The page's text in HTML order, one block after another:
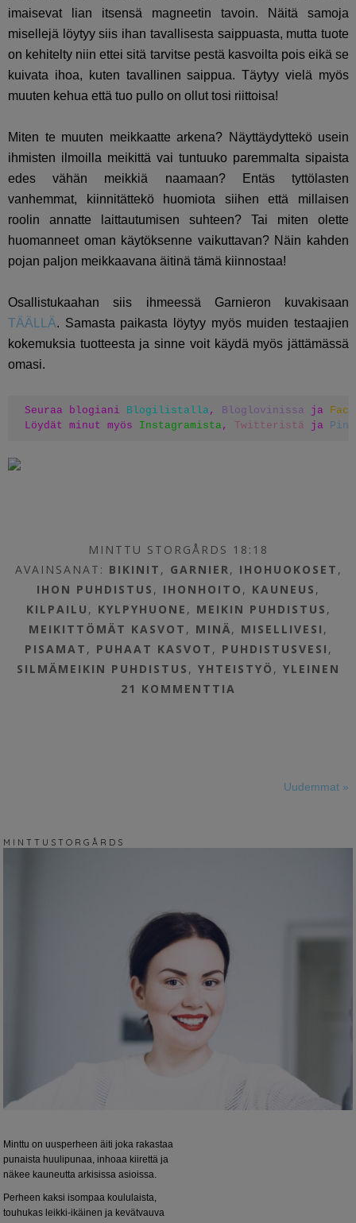
imaisevat lian itsensä magneetin tavoin. Näitä samoja
misellejä löytyy siis ihan tavallisesta saippuasta, mutta tuote
on kehitelty niin ettei sitä tarvitse pestä kasvoilta pois eikä se
kuivata ihoa, kuten tavallinen saippua. Täytyy vielä myös
muuten kehua että tuo pullo on ollut tosi riittoisa!
Miten te muuten meikkaatte arkena? Näyttäydyttekö usein
ihmisten ilmoilla meikittä vai tuntuuko paremmalta sipaista
edes vähän meikkiä naamaan? Entäs tyttölasten
vanhemmat, kiinnitättekö huomiota siihen että millaisen
roolin annatte laittautumisen suhteen? Tai miten olette
huomanneet oman käytöksenne vaikuttavan? Näin kahden
pojan paljon meikkaavana äitinä tämä kiinnostaa!
Osallistukaahan siis ihmeessä Garnieron kuvakisaan
TÄÄLLÄ. Samasta paikasta löytyy myös muiden testaajien
kokemuksia tuotteesta ja sinne voit käydä myös jättämässä
omasi.
Seuraa blogiani Blogilistalla, Bloglovinissa ja
Löydät minut myös Instagramista, Twitteristä ja
MINTTU STORGÅRDS 18:18
AVAINSANAT: BIKINIT , GARNIER, IHOHUOKOSET ,
IHON PUHDISTUS , IHONHOITO , KAUNEUS ,
KILPAILU , KYLPYHUONE , MEIKIN PUHDISTUS ,
MEIKITTÖMÄT KASVOT , MINÄ, MISELLIVESI ,
PISAMAT , PUHAAT KASVOT , PUHDISTUSVESI ,
SILMÄMEIKIN PUHDISTUS ,YHTEISTYÖ ,YLEINEN
21 KOMMENTTIA
Uudemmat »
M I N T T U S T O R G Å R D S
Minttu on uusperheen äiti joka rakastaa
punaista huulipunaa, inhoaa kiirettä ja
näkee kauneutta arkisissa asioissa.
Perheen kaksi isompaa koululaista,
touhukas leikki-ikäinen ja kevätvauva